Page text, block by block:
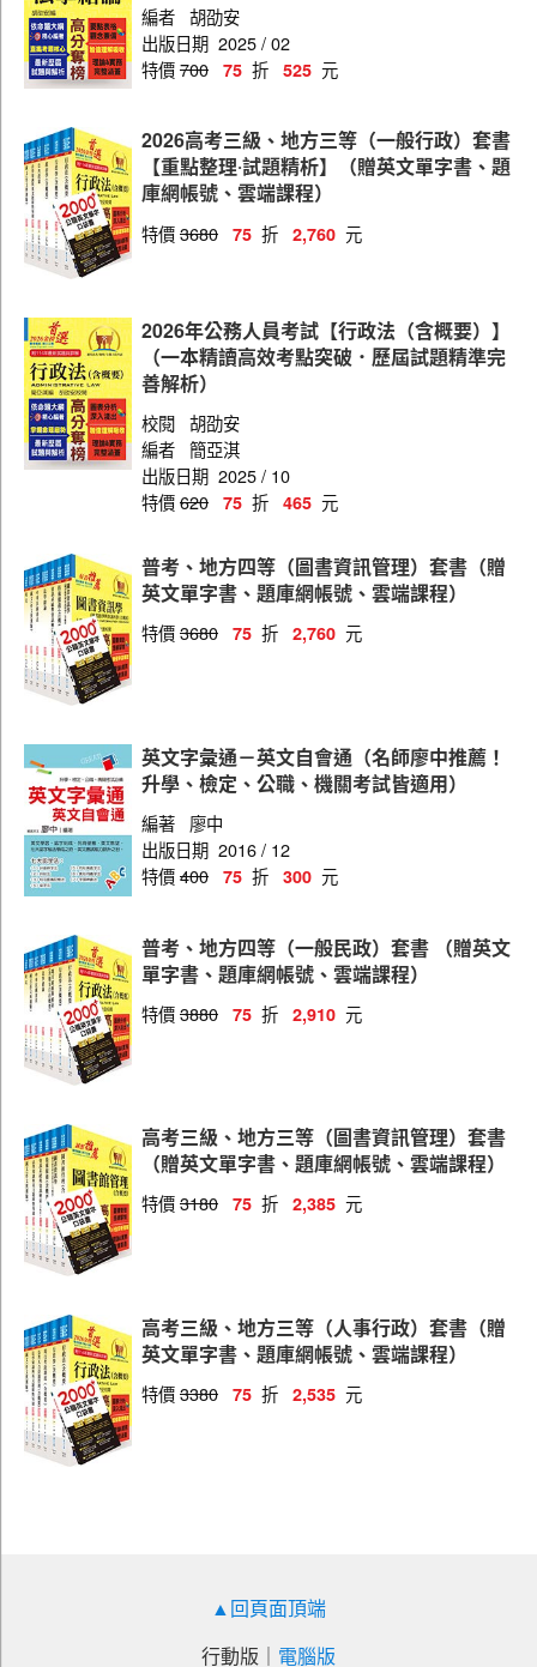
企業管理
水利工程
客家事務行政
法律廉政
商業行政
財稅行政
公職社會工作師
財務審計
財經廉政
電子工程
機械工程
金融保險
工業行政
申論題答題技巧範例及空白試卷
國文追分技巧答題範例及空白試卷
編者 胡劭安
出版日期 2025 / 02
特價700 75 折 525 元
2026高考三級、地方三等（一般行政）套書
【重點整理‧試題精析】（贈英文單字書、題
庫網帳號、雲端課程）
特價3680 75 折 2,760 元
2026年公務人員考試【行政法（含概要）】
（一本精讀高效考點突破．歷屆試題精準完
善解析）
校閱 胡劭安
編者 簡亞淇
出版日期 2025 / 10
特價620 75 折 465 元
普考、地方四等（圖書資訊管理）套書（贈
英文單字書、題庫網帳號、雲端課程）
特價3680 75 折 2,760 元
英文字彙通－英文自會通（名師廖中推薦！
升學、檢定、公職、機關考試皆適用）
編著
廖中
出版日期 2016 / 12
特價400 75 折 300 元
普考、地方四等（一般民政）套書 （贈英文
單字書、題庫網帳號、雲端課程）
特價3880 75 折 2,910 元
高考三級、地方三等（圖書資訊管理）套書
（贈英文單字書、題庫網帳號、雲端課程）
特價3180 75 折 2,385 元
高考三級、地方三等（人事行政）套書（贈
英文單字書、題庫網帳號、雲端課程）
特價3380 75 折 2,535 元
▲回頁面頂端
行動版 ｜ 電腦版